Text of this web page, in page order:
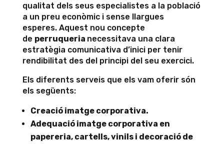
qualitat dels seus especialistes a la població
a un preu econòmic i sense llargues
esperes. Aquest nou concepte
de perruqueria necessitava una clara
estratègia comunicativa d’inici per tenir
rendibilitat des del principi del seu exercici.
Els diferents serveis que els vam oferir són
els següents:
Creació imatge corporativa.
Adequació imatge corporativa en
papereria, cartells, vinils i decoració de